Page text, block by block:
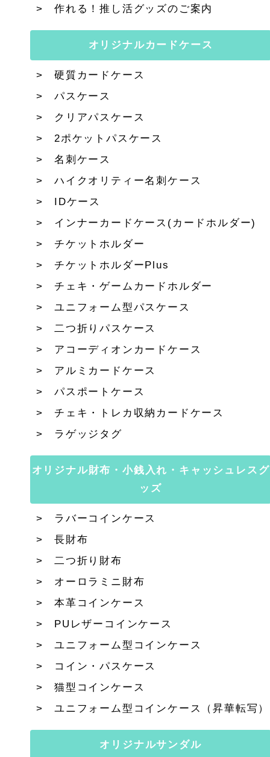
作れる！推し活グッズのご案内
オリジナルカードケース
硬質カードケース
パスケース
クリアパスケース
2ポケットパスケース
名刺ケース
ハイクオリティー名刺ケース
IDケース
インナーカードケース(カードホルダー)
チケットホルダー
チケットホルダーPlus
チェキ・ゲームカードホルダー
ユニフォーム型パスケース
二つ折りパスケース
アコーディオンカードケース
アルミカードケース
パスポートケース
チェキ・トレカ収納カードケース
ラゲッジタグ
オリジナル財布・小銭入れ・キャッシュレスグ
ッズ
ラバーコインケース
長財布
二つ折り財布
オーロラミニ財布
本革コインケース
PUレザーコインケース
ユニフォーム型コインケース
コイン・パスケース
猫型コインケース
ユニフォーム型コインケース（昇華転写）
オリジナルサンダル